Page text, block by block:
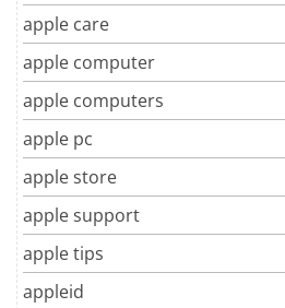
apple care
apple computer
apple computers
apple pc
apple store
apple support
apple tips
appleid